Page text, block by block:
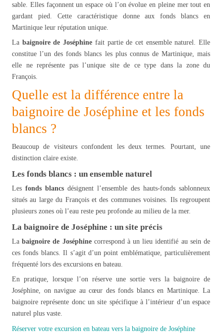
sable. Elles façonnent un espace où l’on évolue en pleine mer tout en
gardant pied. Cette caractéristique donne aux fonds blancs en
Martinique leur réputation unique.
La baignoire de Joséphine fait partie de cet ensemble naturel. Elle
constitue l’un des fonds blancs les plus connus de Martinique, mais
elle ne représente pas l’unique site de ce type dans la zone du
François.
Quelle est la différence entre la
baignoire de Joséphine et les fonds
blancs ?
Beaucoup de visiteurs confondent les deux termes. Pourtant, une
distinction claire existe.
Les fonds blancs : un ensemble naturel
Les fonds blancs désignent l’ensemble des hauts-fonds sablonneux
situés au large du François et des communes voisines. Ils regroupent
plusieurs zones où l’eau reste peu profonde au milieu de la mer.
La baignoire de Joséphine : un site précis
Labaignoire de Joséphinecorrespond à un lieu identifié au sein de
ces fonds blancs. Il s’agit d’un point emblématique, particulièrement
fréquenté lors des excursions en bateau.
En pratique, lorsque l’on réserve une sortie vers la baignoire de
Joséphine, on navigue au cœur des fonds blancs en Martinique. La
baignoire représente donc un site spécifique à l’intérieur d’un espace
naturel plus vaste.
Réserver votre excursion en bateau vers la baignoire de Joséphine